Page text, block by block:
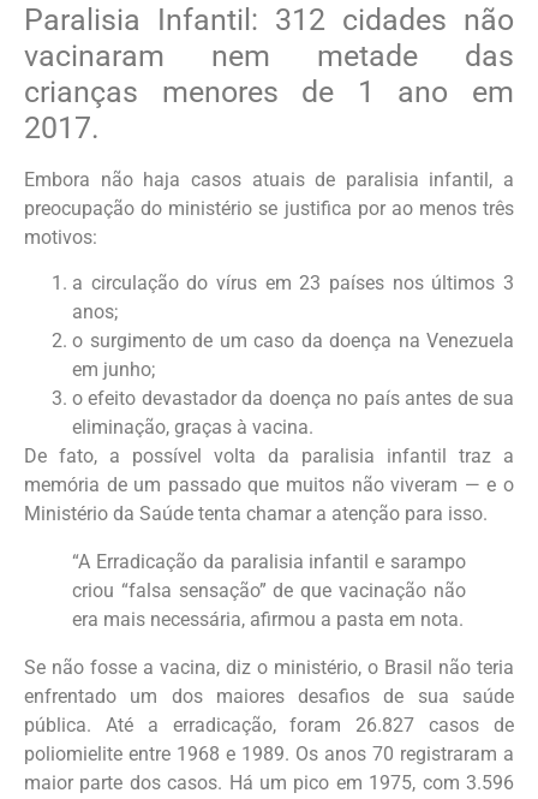
Paralisia Infantil: 312 cidades não
vacinaram nem metade das
crianças menores de 1 ano em
2017.
Embora não haja casos atuais de paralisia infantil, a
preocupação do ministério se justifica por ao menos três
motivos:
a circulação do vírus em 23 países nos últimos 3
anos;
o surgimento de um caso da doença na Venezuela
em junho;
o efeito devastador da doença no país antes de sua
eliminação, graças à vacina.
De fato, a possível volta da paralisia infantil traz a
memória de um passado que muitos não viveram — e o
Ministério da Saúde tenta chamar a atenção para isso.
“A Erradicação da paralisia infantil e sarampo
criou “falsa sensação” de que vacinação não
era mais necessária, afirmou a pasta em nota.
Se não fosse a vacina, diz o ministério, o Brasil não teria
enfrentado um dos maiores desafios de sua saúde
pública. Até a erradicação, foram 26.827 casos de
poliomielite entre 1968 e 1989. Os anos 70 registraram a
maior parte dos casos. Há um pico em 1975, com 3.596